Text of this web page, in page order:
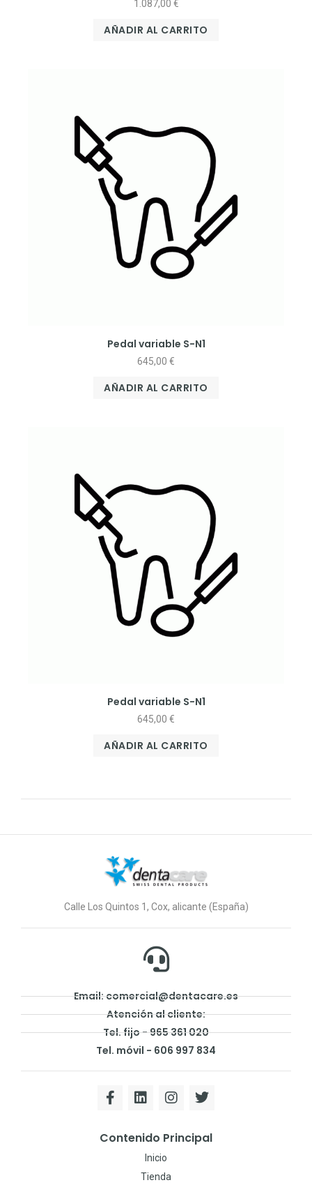
1.087,00 €
AÑADIR AL CARRITO
Pedal variable S-N1
645,00 €
AÑADIR AL CARRITO
Pedal variable S-N1
645,00 €
AÑADIR AL CARRITO
Calle Los Quintos 1, Cox, alicante (España)
Email: comercial@dentacare.es
Atención al cliente:
Tel. fijo - 965 361 020
Tel. móvil - 606 997 834
Contenido Principal
Inicio
Tienda